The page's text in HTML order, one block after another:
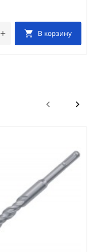
В корзину